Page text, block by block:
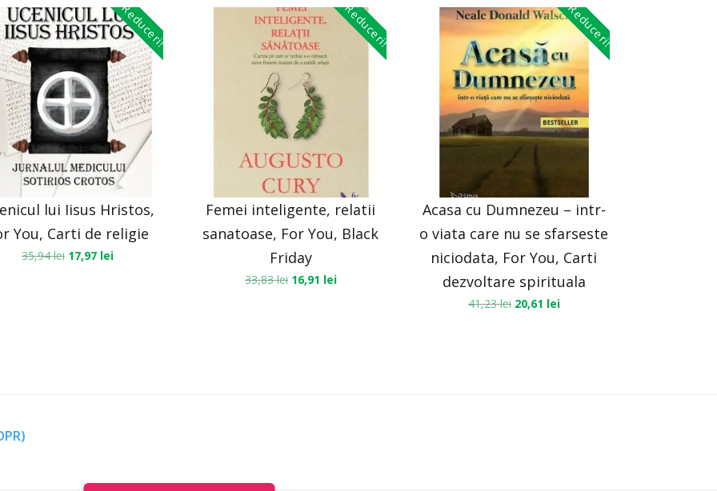
Reduceri!
lui Iisus Hristos,
You, Carti de religie
35,94lei 17,97 lei
Reduceri!
Femei inteligente, relatii
sanatoase, For You, Black
Friday
33,83lei 16,91 lei
Reduceri!
Acasa cu Dumnezeu – intr-
o viata care nu se sfarseste
niciodata, For You, Carti
dezvoltare spirituala
41,23lei 20,61 lei